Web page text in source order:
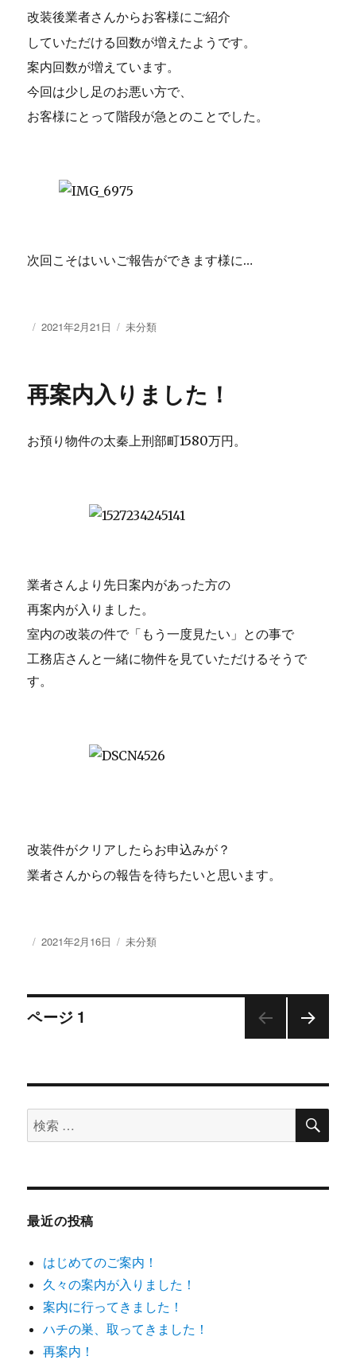
改装後業者さんからお客様にご紹介
していただける回数が増えたようです。
案内回数が増えています。
今回は少し足のお悪い方で、
お客様にとって階段が急とのことでした。
次回こそはいいご報告ができます様に…
投
2021年2月21日
カ
ー
未分類
再案内入りました！
お預り物件の太秦上刑部町1580万円。
業者さんより先日案内があった方の
再案内が入りました。
室内の改装の件で「もう一度見たい」との事で
工務店さんと一緒に物件を見ていただけるそうで
す。
改装件がクリアしたらお申込みが？
業者さんからの報告を待ちたいと思います。
投
2021年2月16日
カ
リ
未分類
投
ナ
ビ
ー
シ
ョ
ン
ページ 1
検
索
象:
検
最近の投稿
はじめてのご案内！
久々の案内が入りました！
案内に行ってきました！
ハチの巣、取ってきました！
再案内！